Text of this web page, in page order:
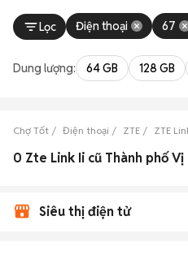
Lọc Điện thoại 67
Dung lượng: 64 GB 128 GB
Chợ Tốt Điện thoại ZTE ZTE
0 Zte Link Ii cũ Thành phố
Siêu thị điện tử